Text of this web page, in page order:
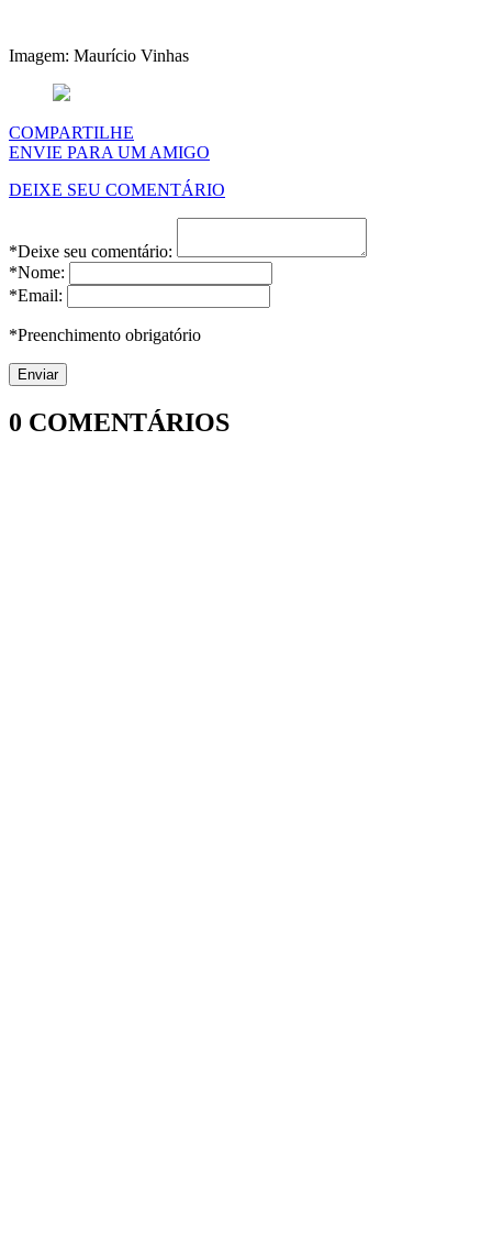
Imagem: Maurício Vinhas
COMPARTILHE
ENVIE PARA UM AMIGO
DEIXE SEU COMENTÁRIO
*Deixe seu comentário:
*Nome:
*Email:
*Preenchimento obrigatório
0 COMENTÁRIOS